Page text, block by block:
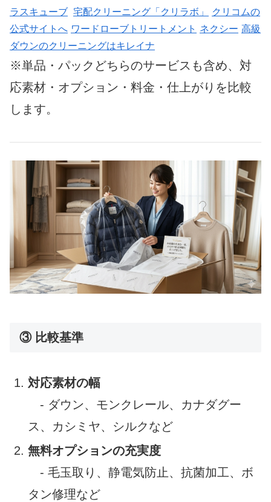
ラスキューブ 宅配クリーニング「クリラボ」
クリコムの
公式サイトへ ワードローブトリートメント ネクシー 高級
ダウンのクリーニングはキレイナ
※単品・パックどちらのサービスも含め、対
応素材・オプション・料金・仕上がりを比較
します。
③ 比較基準
対応素材の幅
- ダウン、モンクレール、カナダグー
ス、カシミヤ、シルクなど
無料オプションの充実度
- 毛玉取り、静電気防止、抗菌加工、ボ
タン修理など